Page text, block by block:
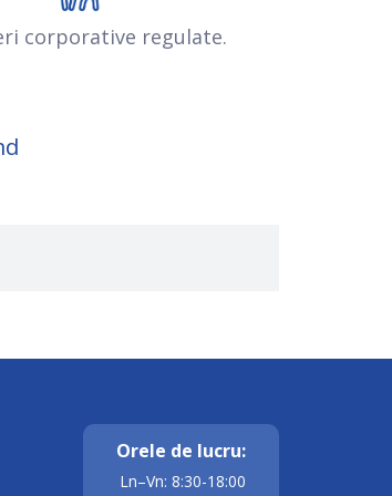
corporative regulate.
video și control
Orele de lucru:
Ln–Vn: 8:30-18:00